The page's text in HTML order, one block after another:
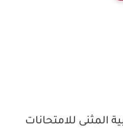
المثنى للامتحانات